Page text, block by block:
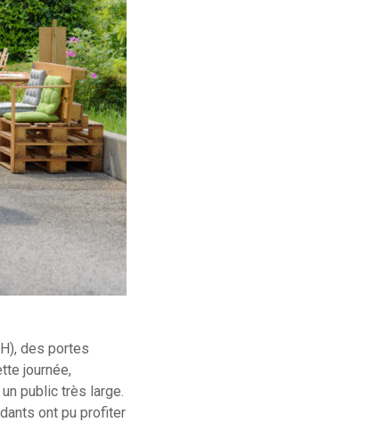
des portes
journée,
public très large.
ont pu profiter